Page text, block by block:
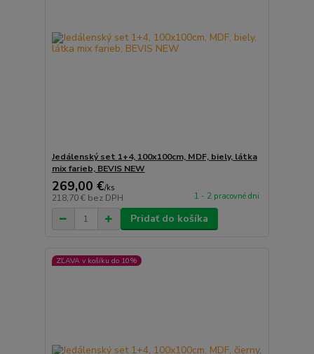
Jedálenský set 1+4, 100x100cm, MDF, biely, látka
mix farieb, BEVIS NEW
269,00 €/ks
218,70 € bez DPH 1 - 2 pracovné dni
Pridať do košíka
ZĽAVA v košíku do 10%